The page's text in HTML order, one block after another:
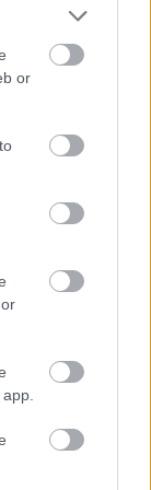
or
nem kell
paraszti
bátran
és
ez
nem kell
Ez esetben
jelentősége.
akkor ez a
az
éljünk
érzelmek
ahogy
ha jól